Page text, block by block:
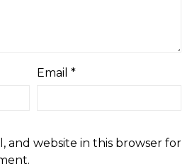
Email *
and website in this browser for